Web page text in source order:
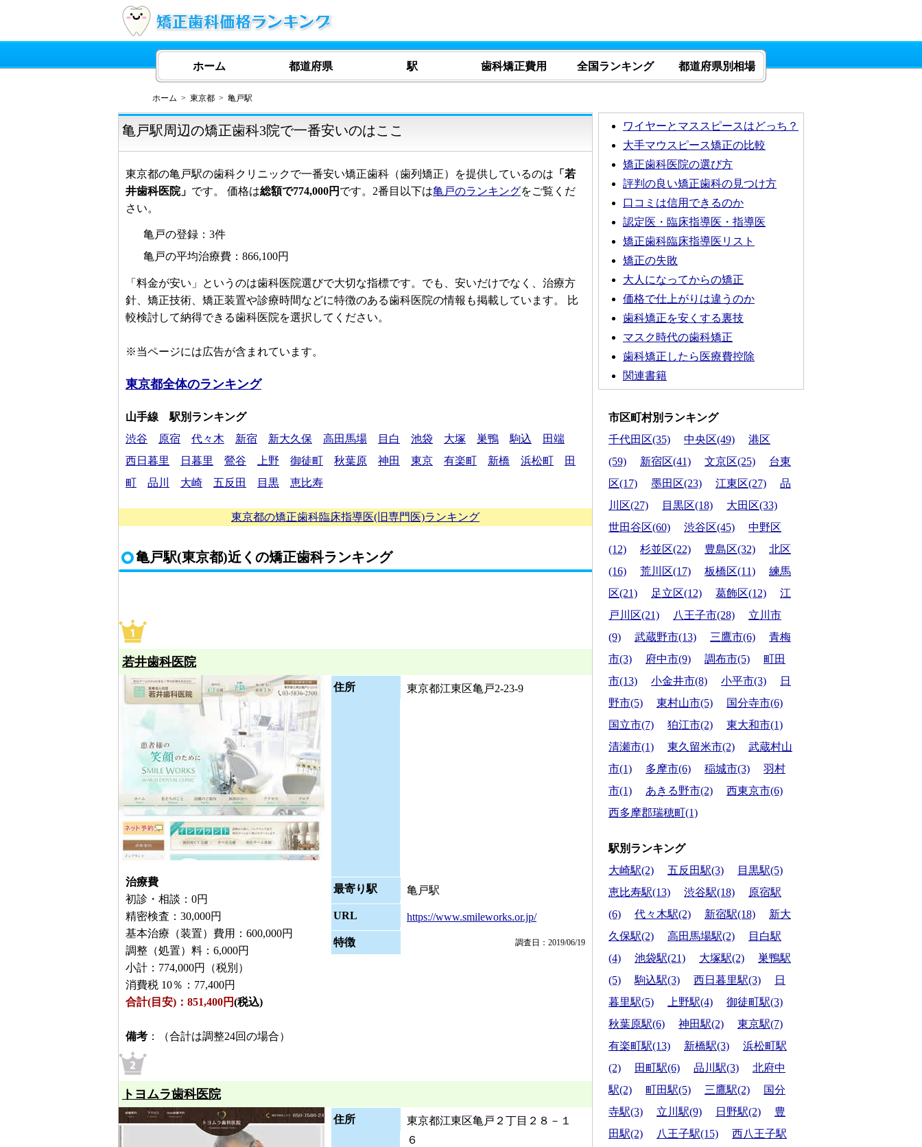
ホーム 都道府県 駅 歯科矯正費用 全国ランキング 都道府県別相場
ホーム 東京都 亀戸駅
亀戸駅周辺の矯正歯科3院で一番安いのはここ
東京都の亀戸駅の歯科クリニックで一番安い矯正歯科（歯列矯正）を提供しているのは 「若
井歯科医院」 です。 価格は総額で774,000円 です。2番目以下は亀戸のランキングをご覧くだ
さい。
亀戸の登録：3件
亀戸の平均治療費：866,100円
「料金が安い」というのは歯科医院選びで大切な指標です。でも、安いだけでなく、治療方
針、矯正技術、矯正装置や診療時間などに特徴のある歯科医院の情報も掲載しています。 比
較検討して納得できる歯科医院を選択してください。
※当ページには広告が含まれています。
東京都全体のランキング
山手線 駅別ランキング
渋谷
原宿 代々木 新宿 新大久保 高田馬場 目白 池袋 大塚 巣鴨 駒込
田端
西日暮里
日暮里 鶯谷 上野 御徒町 秋葉原 神田 東京 有楽町 新橋 浜松町
田
町
品川 大崎 五反田 目黒 恵比寿
東京都の矯正歯科臨床指導医(旧専門医)ランキング
亀戸駅(東京都)近くの矯正歯科ランキング
若井歯科医院
治療費
初診・相談：0円
精密検査：30,000円
基本治療（装置）費用：600,000円
調整（処置）料：6,000円
小計：774,000円（税別）
消費税 10％：77,400円
合計(目安)：851,400円(税込)
備考 ：（合計は調整24回の場合）
住所 東京都江東区亀戸2-23-9
最寄り駅 亀戸駅
URL https://www.smileworks.or.jp/
特徴 調査日：2019/06/19
トヨムラ歯科医院
住所
東京都江東区亀戸２丁目２８－１
６
ワイヤーとマススピースはどっち？
大手マウスピース矯正の比較
矯正歯科医院の選び方
評判の良い矯正歯科の見つけ方
口コミは信用できるのか
認定医・臨床指導医・指導医
矯正歯科臨床指導医リスト
矯正の失敗
大人になってからの矯正
価格で仕上がりは違うのか
歯科矯正を安くする裏技
マスク時代の歯科矯正
歯科矯正したら医療費控除
関連書籍
市区町村別ランキング
千代田区(35)
中央区(49)
港区
(59)
新宿区(41) 文京区(25)
台東
区(17)
墨田区(23) 江東区(27)
品
川区(27)
目黒区(18)
大田区(33)
世田谷区(60)
渋谷区(45)
中野区
(12)
杉並区(22) 豊島区(32)
北区
(16)
荒川区(17) 板橋区(11)
練馬
区(21)
足立区(12) 葛飾区(12)
江
戸川区(21)
八王子市(28)
立川市
(9)
武蔵野市(13) 三鷹市(6)
青梅
市(3)
府中市(9) 調布市(5)
町田
市(13)
小金井市(8) 小平市(3)
日
野市(5)
東村山市(5)
国分寺市(6)
国立市(7)
狛江市(2)
東大和市(1)
清瀬市(1)
東久留米市(2)
武蔵村山
市(1)
多摩市(6) 稲城市(3)
羽村
市(1)
あきる野市(2)
西東京市(6)
西多摩郡瑞穂町(1)
駅別ランキング
大崎駅(2)
五反田駅(3)
目黒駅(5)
恵比寿駅(13)
渋谷駅(18)
原宿駅
(6)
代々木駅(2) 新宿駅(18)
新大
久保駅(2)
高田馬場駅(2)
目白駅
(4)
池袋駅(21) 大塚駅(2)
巣鴨駅
(5)
駒込駅(3) 西日暮里駅(3)
日
暮里駅(5)
上野駅(4)
御徒町駅(3)
秋葉原駅(6)
神田駅(2)
東京駅(7)
有楽町駅(13)
新橋駅(3)
浜松町駅
(2)
田町駅(6) 品川駅(3)
北府中
駅(2)
町田駅(5) 三鷹駅(2)
国分
寺駅(3)
立川駅(9) 日野駅(2)
豊
田駅(2)
八王子駅(15)
西八王子駅